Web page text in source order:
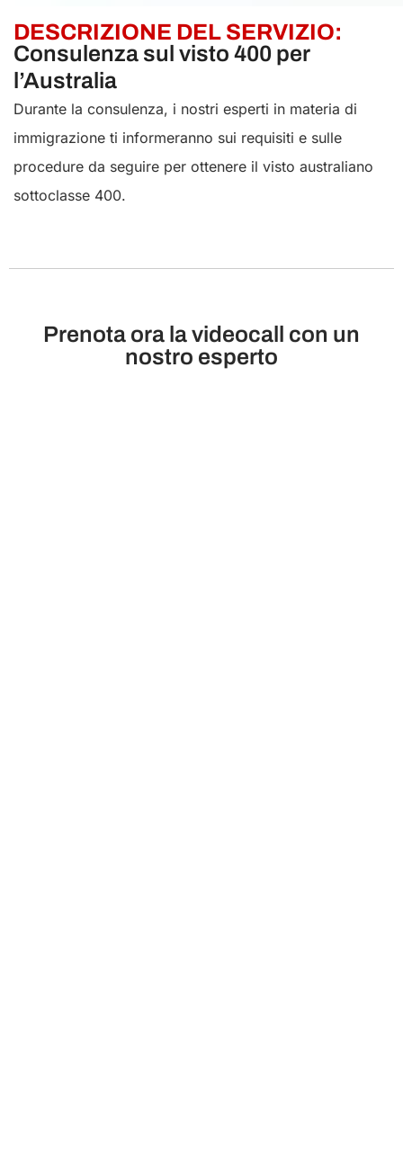
DESCRIZIONE DEL SERVIZIO:
Consulenza sul visto 400 per
l’Australia
Durante la consulenza, i nostri esperti in materia di
immigrazione ti informeranno sui requisiti e sulle
procedure da seguire per ottenere il visto australiano
sottoclasse 400.
Prenota ora la videocall con un
nostro esperto